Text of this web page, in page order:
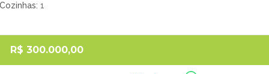
Cozinhas 1
R$ 300.000,00